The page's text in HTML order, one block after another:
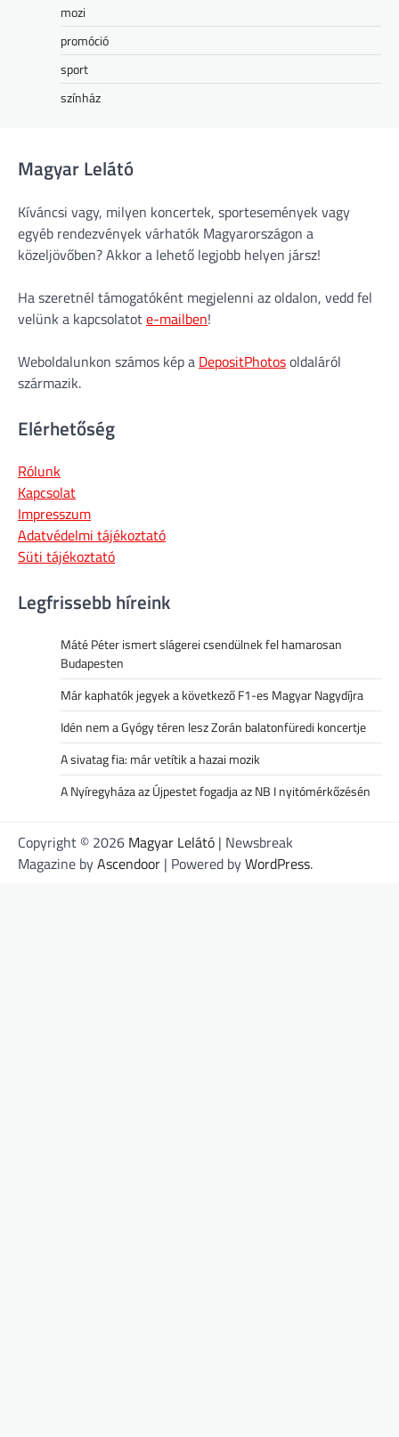
mozi
promóció
sport
színház
Magyar Lelátó
Kíváncsi vagy, milyen koncertek, sportesemények vagy
egyéb rendezvények várhatók Magyarországon a
közeljövőben? Akkor a lehető legjobb helyen jársz!
Ha szeretnél támogatóként megjelenni az oldalon, vedd fel
velünk a kapcsolatote-mailben!
Weboldalunkon számos kép a DepositPhotosoldaláról
származik.
Elérhetőség
Rólunk
Kapcsolat
Impresszum
Adatvédelmi tájékoztató
Süti tájékoztató
Legfrissebb híreink
Máté Péter ismert slágerei csendülnek fel hamarosan
Budapesten
Már kaphatók jegyek a következő F1-es Magyar Nagydíjra
Idén nem a Gyógy téren lesz Zorán balatonfüredi koncertje
A sivatag fia: már vetítik a hazai mozik
A Nyíregyháza az Újpestet fogadja az NB I nyitómérkőzésén
Copyright © 2026 Magyar Lelátó | Newsbreak
Magazine byAscendoor | Powered byWordPress.